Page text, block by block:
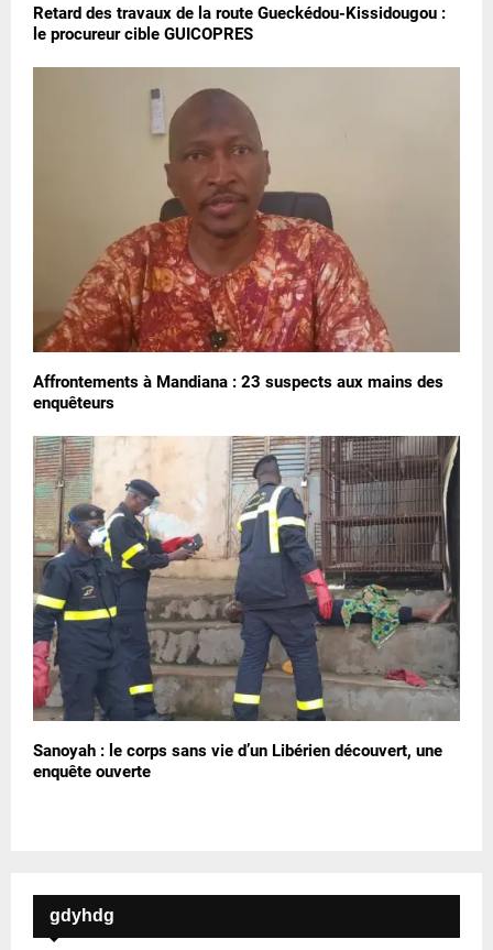
Retard des travaux de la route Gueckédou-Kissidougou :
le procureur cible GUICOPRES
Affrontements à Mandiana : 23 suspects aux mains des
enquêteurs
Sanoyah : le corps sans vie d’un Libérien découvert, une
enquête ouverte
gdyhdg